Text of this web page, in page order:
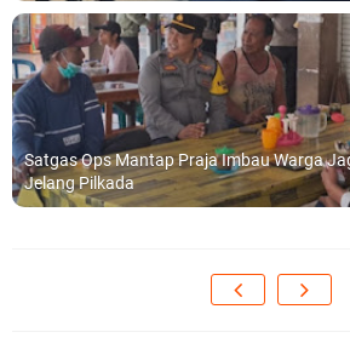
Satgas Ops Mantap Praja Imbau Warga
Jelang Pilkada